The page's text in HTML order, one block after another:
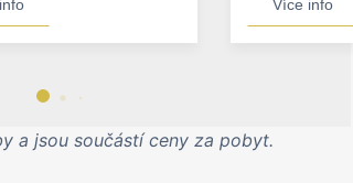
Více info
a jsou součástí ceny za pobyt.